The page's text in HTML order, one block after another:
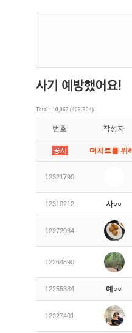
Total : 10,067 (409/504)
번호 작성자
더치트를 위
12321790
12310212 사○○
12272934
12264890
12255384 예○○
12227401